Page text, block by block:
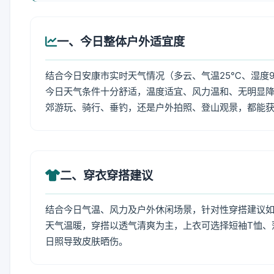
一、今日整体户外适宜度
结合今日安康市实时天气情况（多云、气温25℃、湿
今日天气条件十分舒适，温度适宜、风力温和、无明显
郊游玩、骑行、垂钓，还是户外拍照、登山观景，都能
二、穿衣穿搭建议
结合今日气温、风力及户外休闲场景，针对性穿搭建议
天气温暖，穿搭以透气清爽为主，上衣可选择短袖T恤
日照导致皮肤晒伤。